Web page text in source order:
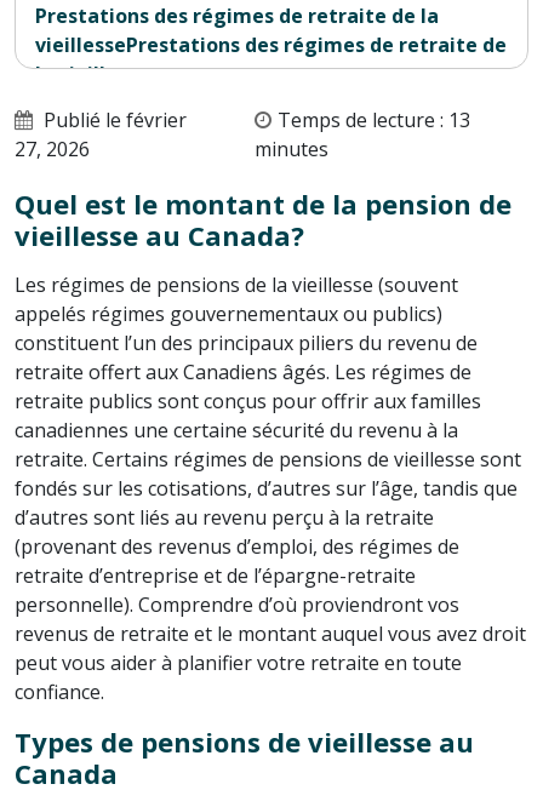
Prestations des régimes de retraite de la
vieillessePrestations des régimes de retraite de
la vieillesse
Pension maximale de vieillesse
Éviter les rappels de la PAE.
Que faire si votre régime de retraite est
insuffisant?
Publié le février
27, 2026
Temps de lecture : 13
minutes
Quel est le montant de la pension de
vieillesse au Canada?
Les régimes de pensions de la vieillesse (souvent
appelés régimes gouvernementaux ou publics)
constituent l’un des principaux piliers du revenu de
retraite offert aux Canadiens âgés. Les régimes de
retraite publics sont conçus pour offrir aux familles
canadiennes une certaine sécurité du revenu à la
retraite. Certains régimes de pensions de vieillesse sont
fondés sur les cotisations, d’autres sur l’âge, tandis que
d’autres sont liés au revenu perçu à la retraite
(provenant des revenus d’emploi, des régimes de
retraite d’entreprise et de l’épargne-retraite
personnelle). Comprendre d’où proviendront vos
revenus de retraite et le montant auquel vous avez droit
peut vous aider à planifier votre retraite en toute
confiance.
Types de pensions de vieillesse au
Canada